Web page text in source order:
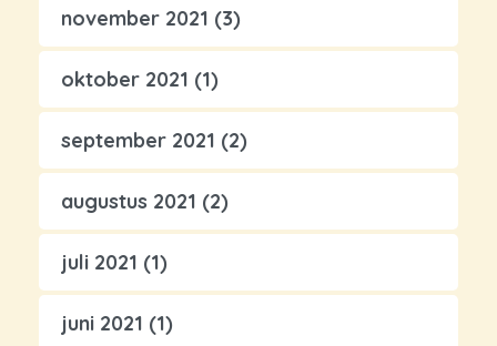
november 2021 (3)
oktober 2021 (1)
september 2021 (2)
augustus 2021 (2)
juli 2021 (1)
juni 2021 (1)